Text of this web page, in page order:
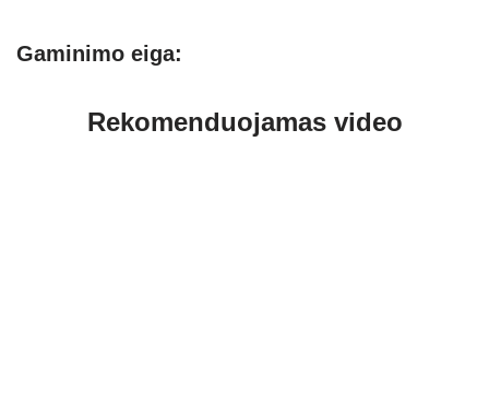
Gaminimo eiga:
Rekomenduojamas video